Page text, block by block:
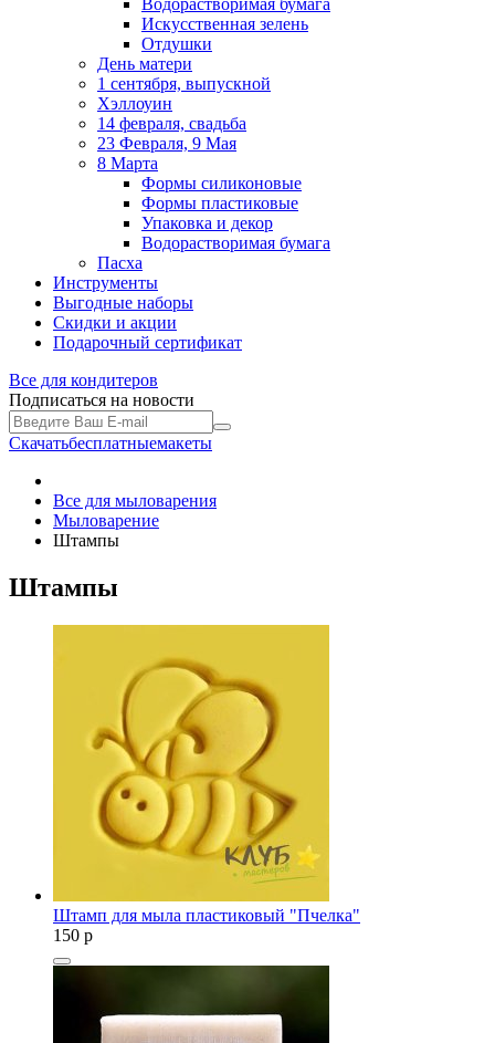
Водорастворимая бумага
Искусственная зелень
Отдушки
День матери
1 сентября, выпускной
Хэллоуин
14 февраля, свадьба
23 Февраля, 9 Мая
8 Марта
Формы силиконовые
Формы пластиковые
Упаковка и декор
Водорастворимая бумага
Пасха
Инструменты
Выгодные наборы
Скидки и акции
Подарочный сертификат
Все для кондитеров
Подписаться на новости
Скачатьбесплатныемакеты
Все для мыловарения
Мыловарение
Штампы
Штампы
Штамп для мыла пластиковый "Пчелка"
150 p